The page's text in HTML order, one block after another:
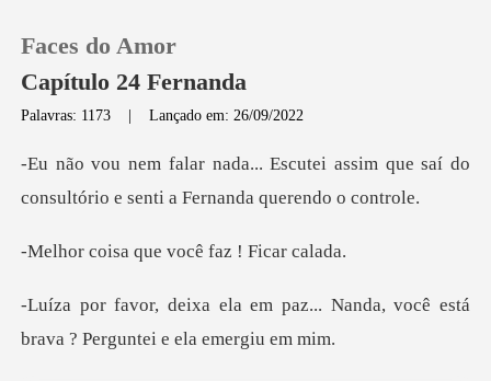
0
Faces do Amor
Capítulo 24 Fernanda
Palavras: 1173 |Lançado em: 26/09/2022
ei assim que saí do
consultório e s
que você faz !
paz... Nanda, você está
brava ?